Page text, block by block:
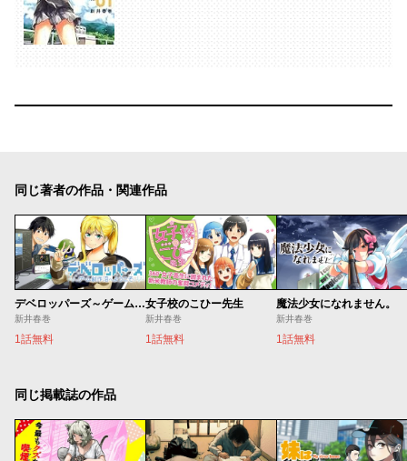
同じ著者の作品・関連作品
デベロッパーズ～ゲーム創作沼へようこそ～
新井春巻
1話無料
女子校のこひー先生
新井春巻
1話無料
魔法少女になれません。
新井春巻
1話無料
同じ掲載誌の作品